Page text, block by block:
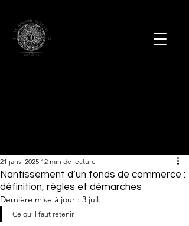
Nantissement d’un fonds de commerce :
définition, règles et démarches
21 janv. 2025 12 min de lecture
Dernière mise à jour : 3 juil.
Ce qu’il faut retenir